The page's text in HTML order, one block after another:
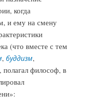
когда
и ему на смену
(что вместе с тем
, буддизм,
философ, в